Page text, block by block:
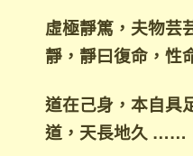
虛極靜篤，夫物芸
靜，靜曰復命，性
道在己身，本自具
道，天長地久 ……